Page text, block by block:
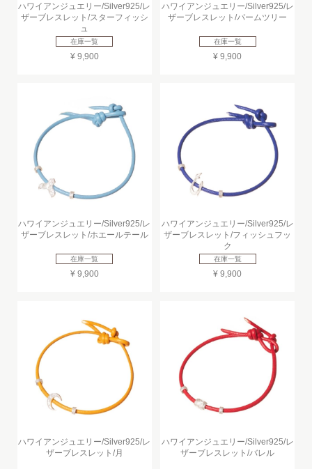
ハワイアンジュエリー/Silver925/レ
ザーブレスレット/スターフィッシ
ュ
在庫一覧
¥ 9,900
ハワイアンジュエリー/Silver925/レ
ザーブレスレット/パームツリー
在庫一覧
¥ 9,900
ハワイアンジュエリー/Silver925/レ
ザーブレスレット/ホエールテール
在庫一覧
¥ 9,900
ハワイアンジュエリー/Silver925/レ
ザーブレスレット/フィッシュフッ
ク
在庫一覧
¥ 9,900
ハワイアンジュエリー/Silver925/レ
ザーブレスレット/月
ハワイアンジュエリー/Silver925/レ
ザーブレスレット/バレル